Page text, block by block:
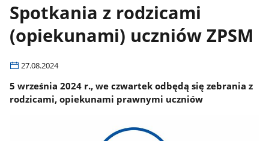
Spotkania z rodzicami
(opiekunami) uczniów ZPSM
27.08.2024
5 września 2024 r., we czwartek odbędą się zebrania z
rodzicami, opiekunami prawnymi uczniów